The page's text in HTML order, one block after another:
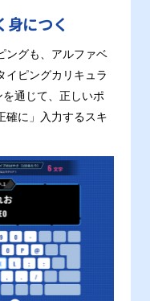
身につく
ングも、アルファベ
イピングカリキュラ
通じて、正しいポ
確に」入力するスキ